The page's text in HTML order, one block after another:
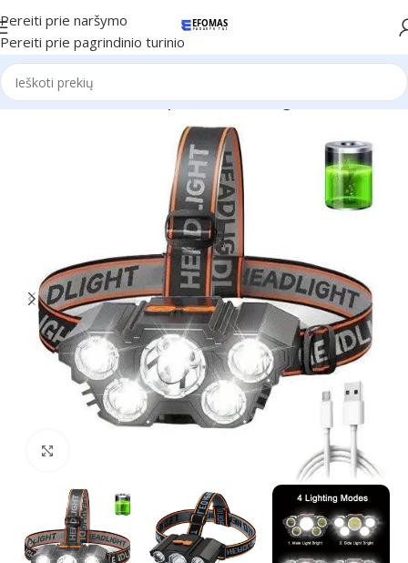
Pereiti prie naršymo
Pereiti prie pagrindinio turinio
Pradžia Elektronika LED prožektorius ant galvos